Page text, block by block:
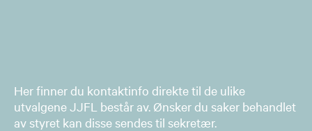
Her finner du kontaktinfo direkte til de ulike
utvalgene JJFL består av. Ønsker du saker behandlet
av styret kan disse sendes til sekretær.